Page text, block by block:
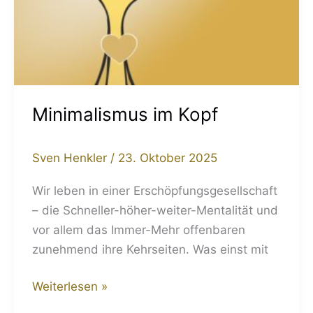
Minimalismus im Kopf
Sven Henkler / 23. Oktober 2025
Wir leben in einer Erschöpfungsgesellschaft
– die Schneller-höher-weiter-Mentalität und
vor allem das Immer-Mehr offenbaren
zunehmend ihre Kehrseiten. Was einst mit
Weiterlesen »